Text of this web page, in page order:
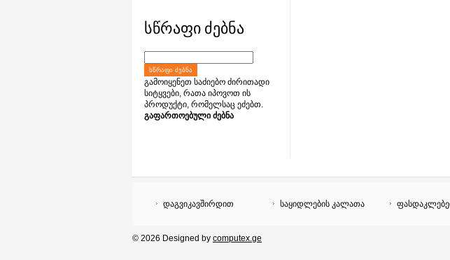
სწრაფი ძებნა
ᲡᲬᲠᲐᲤᲘ ᲫᲔᲑᲜᲐ
გამოიყენეთ საძიებო ძირითადი
სიტყვები, რათა იპოვოთ ის
პროდუქტი, რომელსაც ეძებთ.
გაფართოებული ძებნა
დაგვიკავშირდით საყიდლების კალათა
© 2026 Designed by computex.ge